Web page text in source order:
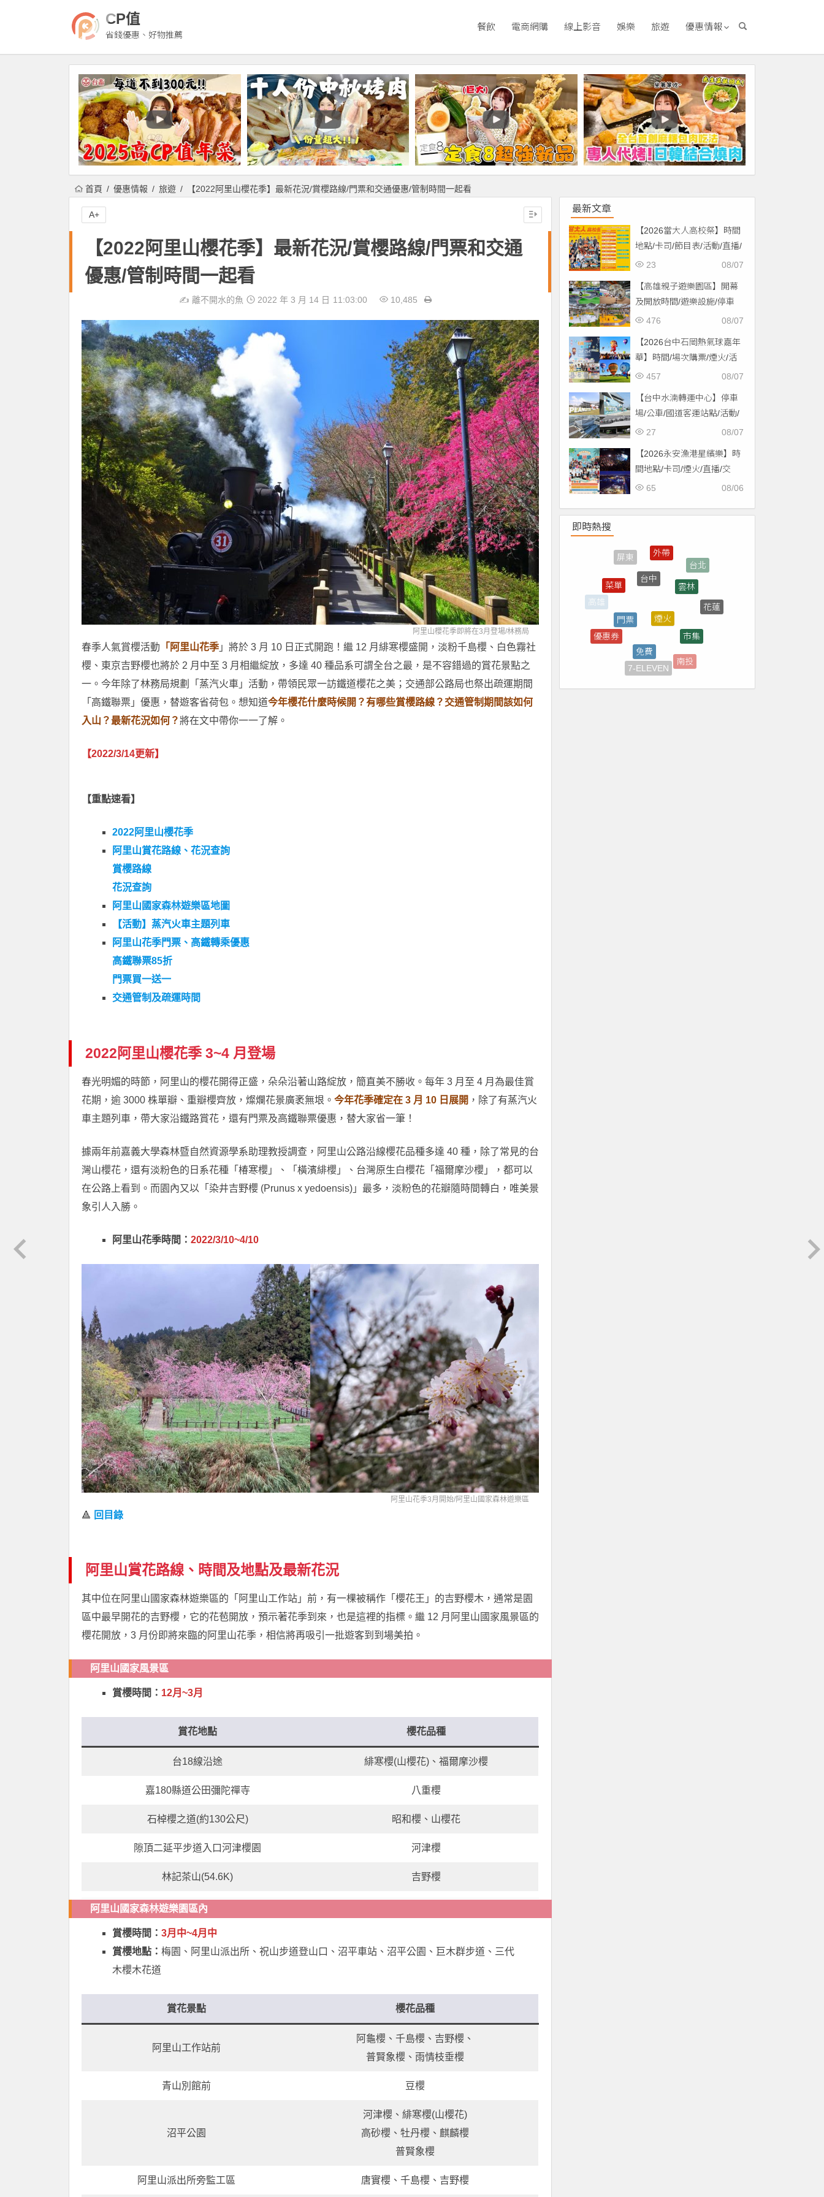
CP值
省錢優惠、好物推薦
餐飲 電商網購 線上影音 娛樂 旅遊 優惠情報
首頁 優惠情報 旅遊 【2022阿里山櫻花季】最新花況/賞櫻路線/門票和交通優惠/管制時間一起看
【2022阿里山櫻花季】最新花況/賞櫻路線/門票和交通
優惠/管制時間一起看
✍️離不開水的魚 2022 年 3 月 14 日 11:03:00 10,485
阿里山櫻花季即將在3月登場/林務局
春季人氣賞櫻活動 「阿里山花季 」將於 3 月 10 日正式開跑！繼 12 月緋寒櫻盛開，淡粉千島櫻、白色霧社
櫻、東京吉野櫻也將於 2 月中至 3 月相繼綻放，多達 40 種品系可謂全台之最，是不容錯過的賞花景點之
一。今年除了林務局規劃「蒸汽火車」活動，帶領民眾一訪鐵道櫻花之美；交通部公路局也祭出疏運期間
「高鐵聯票」優惠，替遊客省荷包。想知道今年櫻花什麼時候開？有哪些賞櫻路線？交通管制期間該如何
入山？最新花況如何？將在文中帶你一一了解。
【2022/3/14更新】
【重點速看】
2022阿里山櫻花季
阿里山賞花路線、花況查詢
賞櫻路線
花況查詢
阿里山國家森林遊樂區地圖
【活動】蒸汽火車主題列車
阿里山花季門票、高鐵轉乘優惠
高鐵聯票85折
門票買一送一
交通管制及疏運時間
2022阿里山櫻花季 3~4 月登場
春光明媚的時節，阿里山的櫻花開得正盛，朵朵沿著山路綻放，簡直美不勝收。每年 3 月至 4 月為最佳賞
花期，逾 3000 株單瓣、重瓣櫻齊放，燦爛花景廣袤無垠。 今年花季確定在 3 月 10 日展開 ，除了有蒸汽火
車主題列車，帶大家沿鐵路賞花，還有門票及高鐵聯票優惠，替大家省一筆！
據兩年前嘉義大學森林暨自然資源學系助理教授調查，阿里山公路沿線櫻花品種多達 40 種，除了常見的台
灣山櫻花，還有淡粉色的日系花種「椿寒櫻」、「橫濱緋櫻」、台灣原生白櫻花「福爾摩沙櫻」，都可以
在公路上看到。而園內又以「染井吉野櫻 (Prunus x yedoensis)」最多，淡粉色的花瓣隨時間轉白，唯美景
象引人入勝。
阿里山花季時間： 2022/3/10~4/10
阿里山花季3月開始/阿里山國家森林遊樂區
🔺 回目錄
阿里山賞花路線、時間及地點及最新花況
其中位在阿里山國家森林遊樂區的「阿里山工作站」前，有一棵被稱作「櫻花王」的吉野櫻木，通常是園
區中最早開花的吉野櫻，它的花苞開放，預示著花季到來，也是這裡的指標。繼 12 月阿里山國家風景區的
櫻花開放，3 月份即將來臨的阿里山花季，相信將再吸引一批遊客到到場美拍。
阿里山國家風景區
賞櫻時間： 12月~3月
賞花地點 櫻花品種
台18線沿途 緋寒櫻(山櫻花)、福爾摩沙櫻
嘉180縣道公田彌陀禪寺 八重櫻
石棹櫻之道(約130公尺) 昭和櫻、山櫻花
隙頂二延平步道入口河津櫻園 河津櫻
林記茶山(54.6K) 吉野櫻
阿里山國家森林遊樂園區內
賞櫻時間： 3月中~4月中
賞櫻地點： 梅園、阿里山派出所、祝山步道登山口、沼平車站、沼平公園、巨木群步道、三代
木櫻木花道
賞花景點 櫻花品種
阿里山工作站前
阿龜櫻、千島櫻、吉野櫻、
普賢象櫻、雨情枝垂櫻
青山別館前 豆櫻
沼平公園
河津櫻、緋寒櫻(山櫻花)
高砂櫻、牡丹櫻、麒麟櫻
普賢象櫻
阿里山派出所旁監工區 唐實櫻、千島櫻、吉野櫻
A+
最新文章
【2026當大人高校祭】時間
地點/卡司/節目表/活動/直播/
交通，免費入場！
08/07
23
【高雄親子遊樂園區】開幕
及開放時間/遊樂設施/停車
場/交通一次看！
08/07
476
【2026台中石岡熱氣球嘉年
華】時間/場次購票/煙火/活
動/交通，土牛運動公園登08/07
457
【台中水湳轉運中心】停車
場/公車/國道客運站點/活動/
交通，啟用免費停車！ 08/07
27
【2026永安漁港星繽樂】時
間地點/卡司/煙火/直播/交
通，免費入場！
08/06
65
即時熱搜
高雄
台中
雲林
台東
轉播
優惠券
門票
煙火
南投
7-ELEVEN